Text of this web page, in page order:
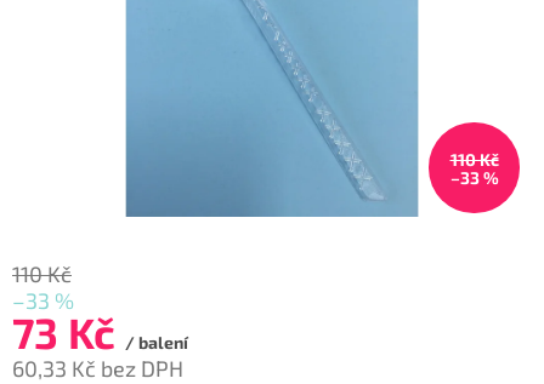
110 Kč
–33 %
110 Kč
–33 %
73 Kč / balení
60,33 Kč bez DPH